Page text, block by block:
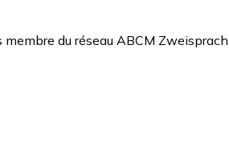
du réseau ABCM